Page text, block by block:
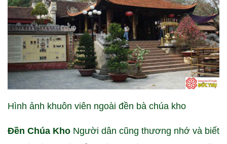
Hình ảnh khuôn viên ngoài đền bà chúa kho
Đền Chúa Kho Người dân cũng thương nhớ và biết